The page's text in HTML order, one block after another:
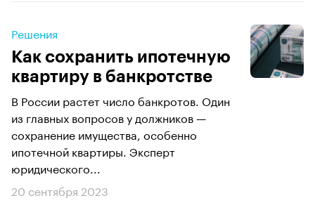
Решения
Как сохранить ипотечную
квартиру в банкротстве
В России растет число банкротов. Один
из главных вопросов у должников —
сохранение имущества, особенно
ипотечной квартиры. Эксперт
юридического...
20 сентября 2023